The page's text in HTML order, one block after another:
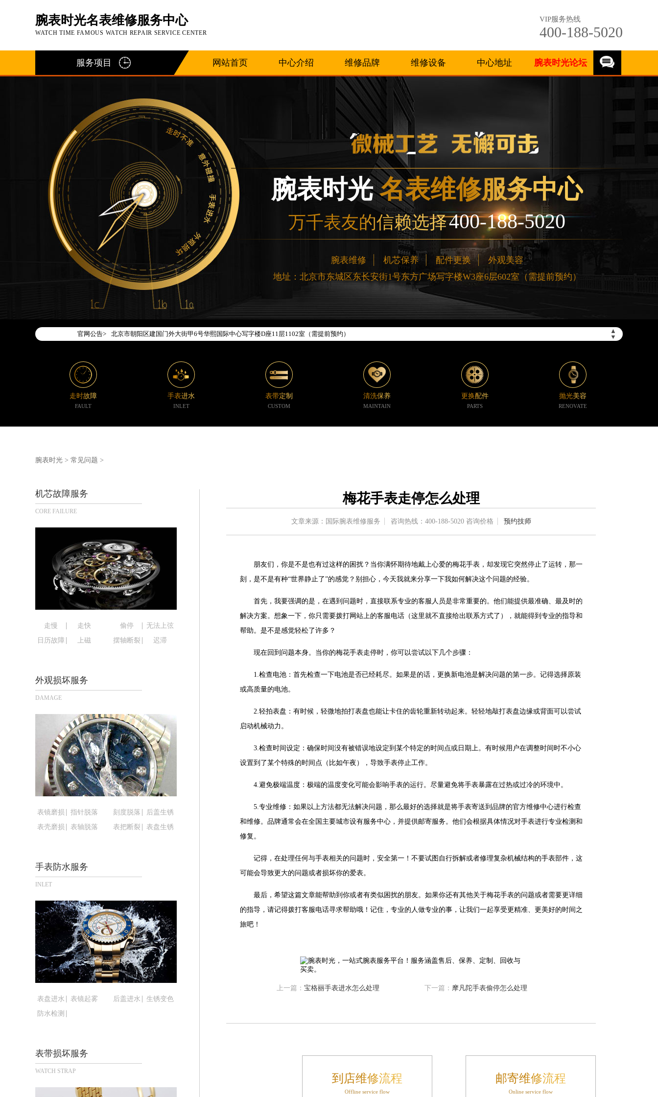
腕表时光名表维修服务中心
WATCH TIME FAMOUS WATCH REPAIR SERVICE CENTER
VIP服务热线
400-188-5020
服务项目 网站首页 中心介绍 维修品牌 维修设备 中心地址 腕表时光论坛
腕表时光 名表维修服务中心
万千表友的信赖选择400-188-5020
腕表维修 机芯保养 配件更换
外观美容
地址：北京市东城区东长安街1号东方广场写字楼W3座6层602室（需提前预约）
官网公告>
▲
▼
2026年7月腕表时光中国区售后服务网络优化升级公告
2026年7月腕表时光全国官方售后客户服务热线：400-188-5020
腕表时光官方全国统一服务热线400-188-5020，服务覆盖中国大陆、香港、澳门、台湾全部区域（非大陆需加拨“+86”）
2026年7月腕表时光售后服务中心最新网点地址：
北京市东城区东长安街1号东方广场写字楼W3座6层602室（需提前预约）
北京市朝阳区建国门外大街甲6号华熙国际中心写字楼D座11层1102室（需提前预约）
天津市和平区赤峰道136号天津国际金融中心写字楼26层2603室（需提前预约）
上海市黄浦区南京东路299号宏伊国际广场写字楼8层806室（需提前预约）
南京市秦淮区中山南路1号（新街口）南京中心写字楼22层C1-1室（需提前预约）
常州市新北区龙锦路1590号现代传媒中心写字楼5号楼10层1008室（需提前预约）
徐州市鼓楼区淮海东路29号苏宁广场IFC国际金融中心写字楼35层3508室（需提前预约）
南昌市红谷滩新区红谷中大道998号绿地双子塔（中央广场）A1座办公楼14层07室（需提前预约）
济南市历下区经十路11111号华润中心写字楼（万象城）15层1508室（需提前预约）
广州市天河区天河路230号万菱汇国际中心写字楼A塔7层704室（需提前预约）
广州市越秀区环市东路371-375号世界贸易中心大厦南塔写字楼15层07室（需提前预约）
深圳市罗湖区深南东路5001号华润大厦写字楼17层1701室（需提前预约）
惠州市惠城区江北文昌一路7号华贸大厦写字楼1座30层05室（需提前预约）
厦门市思明区湖滨东路95号华润大厦写字楼B座11层1104室（需提前预约）
福州市鼓楼区五四路128-1号恒力城写字楼15层03室（需提前预约）
成都市锦江区人民东路6号SAC东原中心写字楼24层2406B室（需提前预约）
重庆市江北区观音桥步行街2号融恒时代广场写字楼9层902室（需提前预约）
郑州市二七区铭功路10号华润大厦写字楼29层2905室（需提前预约）
太原市迎泽区解放路15号亨得利名表服务中心（品牌授权店）3层整层（需提前预约）
沈阳市沈河区中街路83号亨得利名表服务中心（品牌授权店）1层整层（需提前预约）
乌鲁木齐市天山区红山路26号时代广场（CCMALL）C座17层17-B（需提前预约）
温州市鹿城区锦绣路1067号置信广场10层1015室（需提前预约）
哈尔滨市道里区友谊西路600号富力中心T2座写字楼29层03室（需提前预约）
大连市中山区人民路15号国际金融大厦7层G室（需提前预约）
佛山市禅城区季华五路57号万科金融中心C座12层1205室（需提前预约）
无锡市梁溪区人民中路139号恒隆广场写字楼1座11层1104室（需提前预约）
南通市崇川区工农路57号圆融广场写字楼16层1603室（需提前预约）
苏州市苏州工业园区星港街199号苏州中心办公楼C座22层08室（需提前预约）
武汉市江汉区解放大道686号世界贸易大厦38层09室（需提前预约）
南宁市青秀区金湖路59号地王大厦12楼1224室（需提前预约）
泉州市丰泽区宝洲路729号浦西万达中心写字楼A座7楼709室（需提前预约）
青岛市南区山东路6号华润大厦B座22层04室（需提前预约）
烟台市芝罘区胜利路139号万达金融中心A座907室（需提前预约）
长春市朝阳区西安大路727号中银大厦A座(旺进大厦)18层09室（需提前预约）
贵阳市南明区都司高架桥路33号亨特国际金融中心14楼14D（需提前预约）
昆明市盘龙区北京路928号同德昆明广场写字楼10层06室（需提前预约）
石家庄市长安区中山东路39号勒泰中心写字楼B座13层07室（需提前预约）
西安市碑林区南关正街88号华侨城长安国际中心E座6楼10室（需提前预约）
重庆市解放碑渝中区民权路28号英利国际金融中心写字楼20层01室（需提前预约）
黑龙江省大庆市萨尔图区会战大街腕表时光售后服务中心（需提前预约）
走时故障
FAULT
手表进水
INLET
表带定制
CUSTOM
清洗保养
MAINTAIN
更换配件
PARTS
抛光美容
RENOVATE
腕表时光 > 常见问题 >
机芯故障服务
CORE FAILURE
走慢 走快 偷停
无法上弦
日历故障
上磁 摆轴断裂 迟滞
外观损坏服务
DAMAGE
表镜磨损 指针脱落 刻度脱落
后盖生锈
表壳磨损
表轴脱落 表把断裂 表盘生锈
手表防水服务
INLET
表盘进水 表镜起雾 后盖进水
生锈变色
防水检测
表带损坏服务
WATCH STRAP
梅花手表走停怎么处理
文章来源：国际腕表维修服务 咨询热线： 400-188-5020咨询价格 预约技师
朋友们，你是不是也有过这样的困扰？当你满怀期待地戴上心爱的梅花手表，却发现它突然停止了运转，那一
刻，是不是有种“世界静止了”的感觉？别担心，今天我就来分享一下我如何解决这个问题的经验。
首先，我要强调的是，在遇到问题时，直接联系专业的客服人员是非常重要的。他们能提供最准确、最及时的
解决方案。想象一下，你只需要拨打网站上的客服电话（这里就不直接给出联系方式了），就能得到专业的指导和
帮助。是不是感觉轻松了许多？
现在回到问题本身。当你的梅花手表走停时，你可以尝试以下几个步骤：
1.检查电池：首先检查一下电池是否已经耗尽。如果是的话，更换新电池是解决问题的第一步。记得选择原装
或高质量的电池。
2.轻拍表盘：有时候，轻微地拍打表盘也能让卡住的齿轮重新转动起来。轻轻地敲打表盘边缘或背面可以尝试
启动机械动力。
3.检查时间设定：确保时间没有被错误地设定到某个特定的时间点或日期上。有时候用户在调整时间时不小心
设置到了某个特殊的时间点（比如午夜），导致手表停止工作。
4.避免极端温度：极端的温度变化可能会影响手表的运行。尽量避免将手表暴露在过热或过冷的环境中。
5.专业维修：如果以上方法都无法解决问题，那么最好的选择就是将手表寄送到品牌的官方维修中心进行检查
和维修。品牌通常会在全国主要城市设有服务中心，并提供邮寄服务。他们会根据具体情况对手表进行专业检测和
修复。
记得，在处理任何与手表相关的问题时，安全第一！不要试图自行拆解或者修理复杂机械结构的手表部件，这
可能会导致更大的问题或者损坏你的爱表。
最后，希望这篇文章能帮助到你或者有类似困扰的朋友。如果你还有其他关于梅花手表的问题或者需要更详细
的指导，请记得拨打客服电话寻求帮助哦！记住，专业的人做专业的事，让我们一起享受更精准、更美好的时间之
旅吧！
上一篇： 宝格丽手表进水怎么处理 下一篇： 摩凡陀手表偷停怎么处理
到店维修流程
Offline service flow
邮寄维修流程
Online service flow